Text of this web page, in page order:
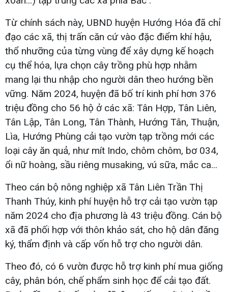
Từ chính sách này, UBND huyện Hướng Hóa đã chỉ
đạo các xã, thị trấn căn cứ vào đặc điểm khí hậu,
thổ nhưỡng của từng vùng để xây dựng kế hoạch
cụ thể hóa, lựa chọn cây trồng phù hợp nhằm
mang lại thu nhập cho người dân theo hướng bền
vững. Năm 2024, huyện đã bố trí kinh phí hơn 376
triệu đồng cho 56 hộ ở các xã: Tân Hợp, Tân Liên,
Tân Lập, Tân Long, Tân Thành, Hướng Tân, Thuận,
Lìa, Hướng Phùng cải tạo vườn tạp trồng mới các
loại cây ăn quả, như mít Indo, chôm chôm, bơ 034,
ổi nữ hoàng, sầu riêng musaking, vú sữa, mắc ca...
Theo cán bộ nông nghiệp xã Tân Liên Trần Thị
Thanh Thúy, kinh phí huyện hỗ trợ cải tạo vườn tạp
năm 2024 cho địa phương là 43 triệu đồng. Cán bộ
xã đã phối hợp với thôn khảo sát, cho hộ dân đăng
ký, thẩm định và cấp vốn hỗ trợ cho người dân.
Theo đó, có 6 vườn được hỗ trợ kinh phí mua giống
cây, phân bón, chế phẩm sinh học để cải tạo đất.